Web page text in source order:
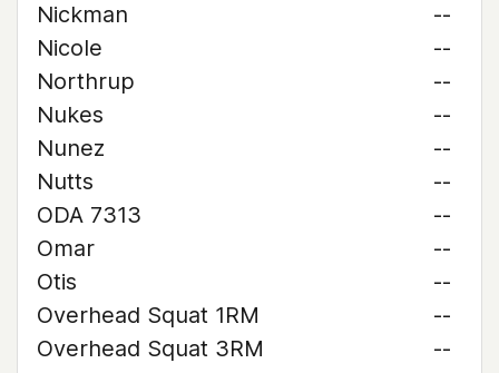
Nickman
--
Nicole
--
Northrup
--
Nukes
--
Nunez
--
Nutts
--
ODA 7313
--
Omar
--
Otis
--
Overhead Squat 1RM
--
Overhead Squat 3RM
--